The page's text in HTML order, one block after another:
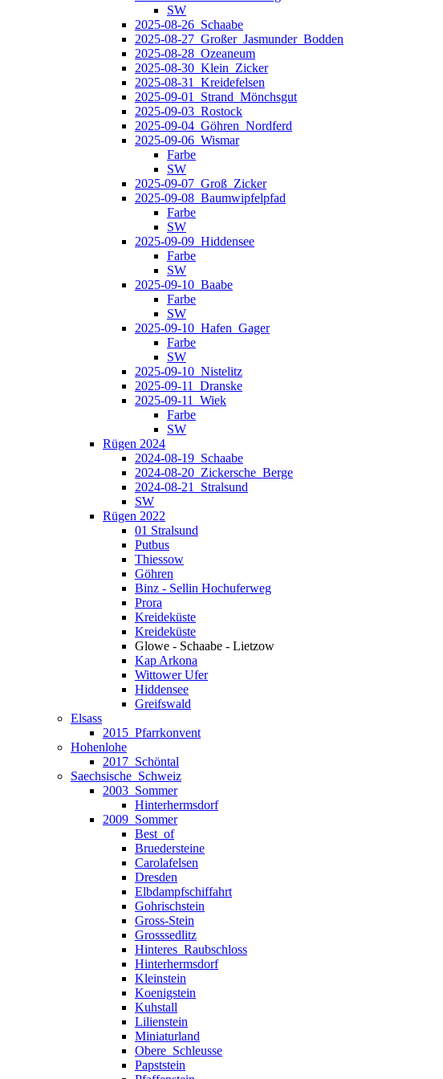
SW
2025-08-26_Schaabe
2025-08-27_Großer_Jasmunder_Bodden
2025-08-28_Ozeaneum
2025-08-30_Klein_Zicker
2025-08-31_Kreidefelsen
2025-09-01_Strand_Mönchsgut
2025-09-03_Rostock
2025-09-04_Göhren_Nordferd
2025-09-06_Wismar
Farbe
SW
2025-09-07_Groß_Zicker
2025-09-08_Baumwipfelpfad
Farbe
SW
2025-09-09_Hiddensee
Farbe
SW
2025-09-10_Baabe
Farbe
SW
2025-09-10_Hafen_Gager
Farbe
SW
2025-09-10_Nistelitz
2025-09-11_Dranske
2025-09-11_Wiek
Farbe
SW
Rügen 2024
2024-08-19_Schaabe
2024-08-20_Zickersche_Berge
2024-08-21_Stralsund
SW
Rügen 2022
01 Stralsund
Putbus
Thiessow
Göhren
Binz - Sellin Hochuferweg
Prora
Kreideküste
Kreideküste
Glowe - Schaabe - Lietzow
Kap Arkona
Wittower Ufer
Hiddensee
Greifswald
Elsass
2015_Pfarrkonvent
Hohenlohe
2017_Schöntal
Saechsische_Schweiz
2003_Sommer
Hinterhermsdorf
2009_Sommer
Best_of
Bruedersteine
Carolafelsen
Dresden
Elbdampfschiffahrt
Gohrischstein
Gross-Stein
Grosssedlitz
Hinteres_Raubschloss
Hinterhermsdorf
Kleinstein
Koenigstein
Kuhstall
Lilienstein
Miniaturland
Obere_Schleusse
Papststein